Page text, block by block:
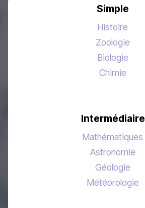
Simple
Histoire
Zoologie
Biologie
Chimie
Intermédiaire
Mathématiques
Astronomie
Géologie
Météorologie